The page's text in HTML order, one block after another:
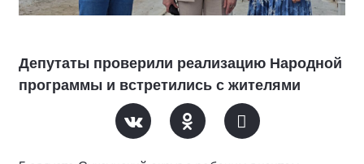
Депутаты проверили реализацию Народной
программы и встретились с жителями